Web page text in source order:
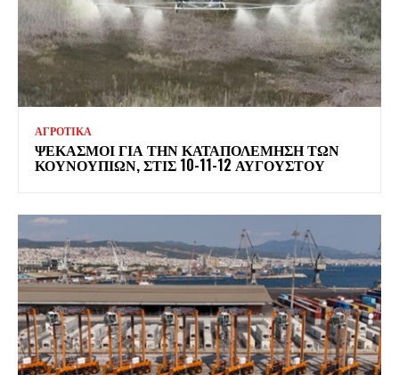
ΑΓΡΟΤΙΚΑ
ΨΕΚΑΣΜΟΊ ΓΙΑ ΤΗΝ ΚΑΤΑΠΟΛΈΜΗΣΗ ΤΩΝ
ΚΟΥΝΟΥΠΙΏΝ, ΣΤΙΣ 10-11-12 ΑΥΓΟΎΣΤΟΥ